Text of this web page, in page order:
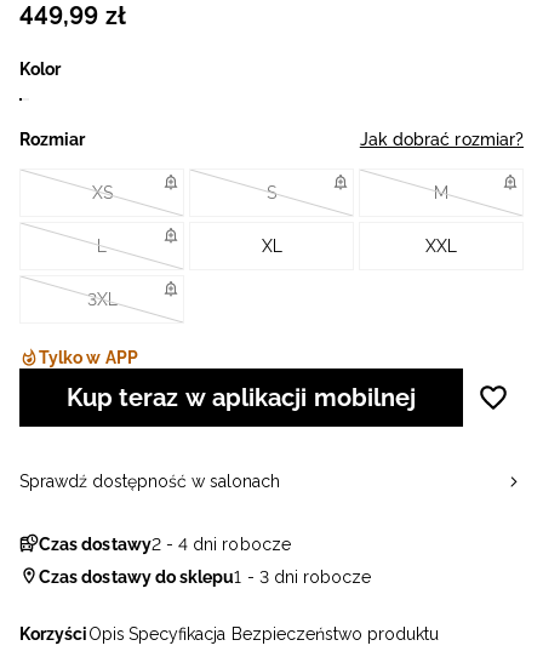
KorzyściOpis Specyfikacja Bezpieczeństwo produktu
449,99 zł
Kolor
Rozmiar Jak dobrać rozmiar?
XS S M
L XL XXL
3XL
Tylko w APP
Kup teraz w aplikacji mobilnej
Czas dostawy2 - 4 dni robocze
Czas dostawy do sklepu1 - 3 dni robocze
Sprawdź dostępność w salonach